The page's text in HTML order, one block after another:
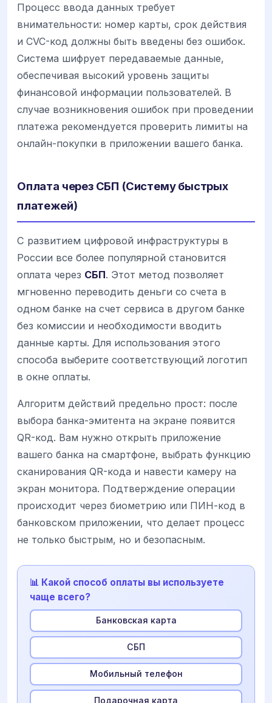
Процесс ввода данных требует
внимательности: номер карты, срок действия
и CVC-код должны быть введены без ошибок.
Система шифрует передаваемые данные,
обеспечивая высокий уровень защиты
финансовой информации пользователей. В
случае возникновения ошибок при проведении
платежа рекомендуется проверить лимиты на
онлайн-покупки в приложении вашего банка.
Оплата через СБП (Систему быстрых
платежей)
С развитием цифровой инфраструктуры в
России все более популярной становится
оплата через СБП. Этот метод позволяет
мгновенно переводить деньги со счета в
одном банке на счет сервиса в другом банке
без комиссии и необходимости вводить
данные карты. Для использования этого
способа выберите соответствующий логотип
в окне оплаты.
Алгоритм действий предельно прост: после
выбора банка-эмитента на экране появится
QR-код. Вам нужно открыть приложение
вашего банка на смартфоне, выбрать функцию
сканирования QR-кода и навести камеру на
экран монитора. Подтверждение операции
происходит через биометрию или ПИН-код в
банковском приложении, что делает процесс
не только быстрым, но и безопасным.
📊 Какой способ оплаты вы используете
чаще всего?
Банковская карта
СБП
Мобильный телефон
Подарочная карта